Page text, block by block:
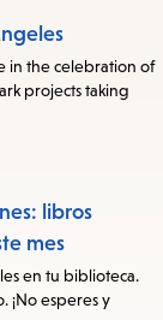
in the celebration of
projects taking
libros
mes
en tu biblioteca.
¡No esperes y